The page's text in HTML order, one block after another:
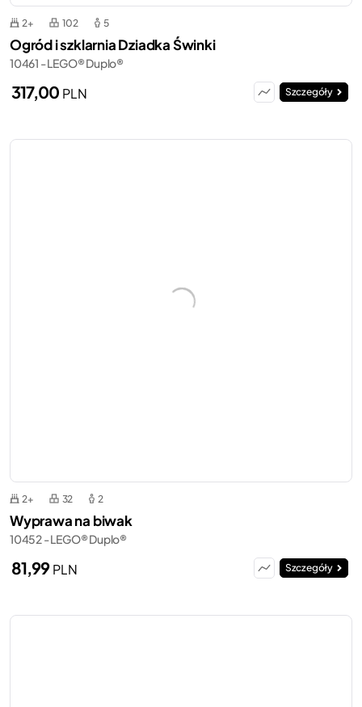
2+ 102 5
Ogród i szklarnia Dziadka Świnki
10461 - LEGO® Duplo®
317,00 PLN Szczegóły
2+ 32 2
Wyprawa na biwak
10452 - LEGO® Duplo®
81,99PLN Szczegóły